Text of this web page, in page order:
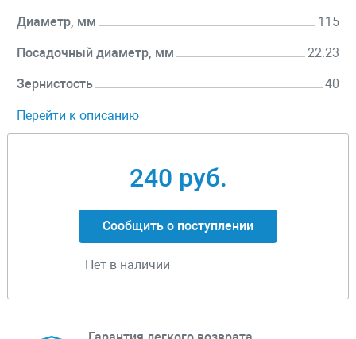
Диаметр, мм 115
Посадочный диаметр, мм 22.23
Зернистость 40
Перейти к описанию
240 руб.
Сообщить о поступлении
Нет в наличии